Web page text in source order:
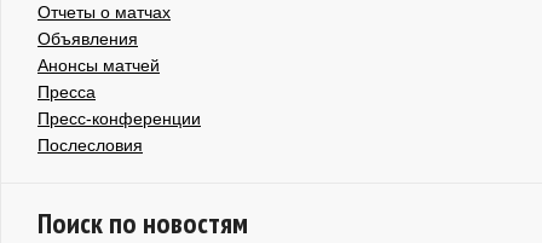
Отчеты о матчах
Объявления
Анонсы матчей
Пресса
Пресс-конференции
Послесловия
Поиск по новостям